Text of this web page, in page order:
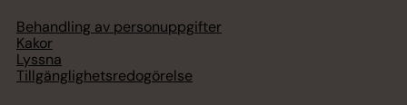
Behandling av personuppgifter
Kakor
Lyssna
Tillgänglighetsredogörelse